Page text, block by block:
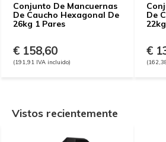
Conjunto De Mancuernas
De Caucho Hexagonal De
26kg 1 Pares
€ 158,60
(191,91 IVA incluido)
De
€
Vistos recientemente